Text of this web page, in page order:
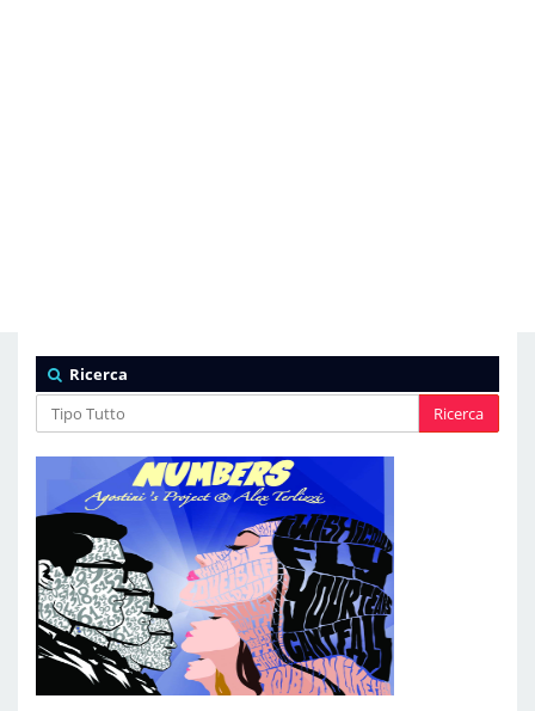
Ricerca
Ricerca